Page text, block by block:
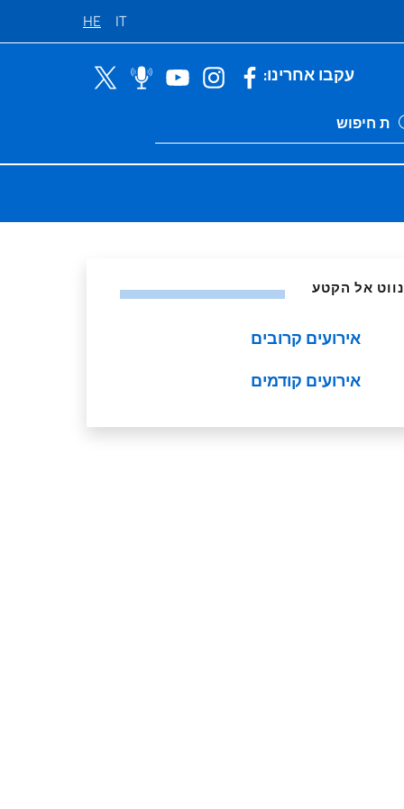
IT
HE
עקבו אחרינו:
Ricerca sito
נווט אל הקטע
אירועים קרובים
אירועים קודמים